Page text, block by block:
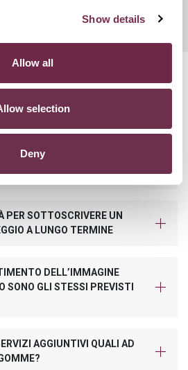
Show details
Allow all
selection
DenyI KM PREVISTI NEL
PER SOTTOSCRIVERE UN
A LUNGO TERMINE
DELL’IMMAGINE
SONO GLI STESSI PREVISTI
AGGIUNTIVI QUALI AD